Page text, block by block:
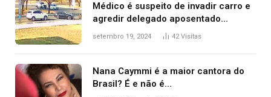
Médico é suspeito de invadir carro e
agredir delegado aposentado
durante confusão no trânsito
setembro 19, 2024 42Visitas
Nana Caymmi é a maior cantora do
Brasil? É e não é…